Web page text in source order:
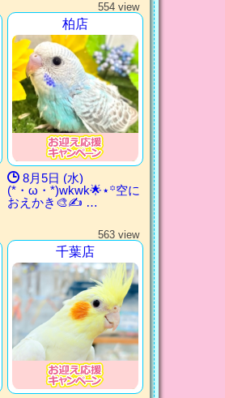
554 view
柏店
8月5日 (水)
(*・ω・*)wkwk🌟⋆꙳空に
おえかき🎨✍ …
563 view
千葉店